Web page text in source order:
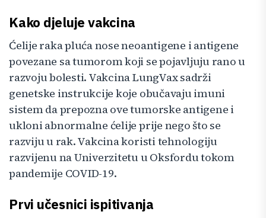
Kako djeluje vakcina
Ćelije raka pluća nose neoantigene i antigene
povezane sa tumorom koji se pojavljuju rano u
razvoju bolesti. Vakcina LungVax sadrži
genetske instrukcije koje obučavaju imuni
sistem da prepozna ove tumorske antigene i
ukloni abnormalne ćelije prije nego što se
razviju u rak. Vakcina koristi tehnologiju
razvijenu na Univerzitetu u Oksfordu tokom
pandemije COVID-19.
Prvi učesnici ispitivanja